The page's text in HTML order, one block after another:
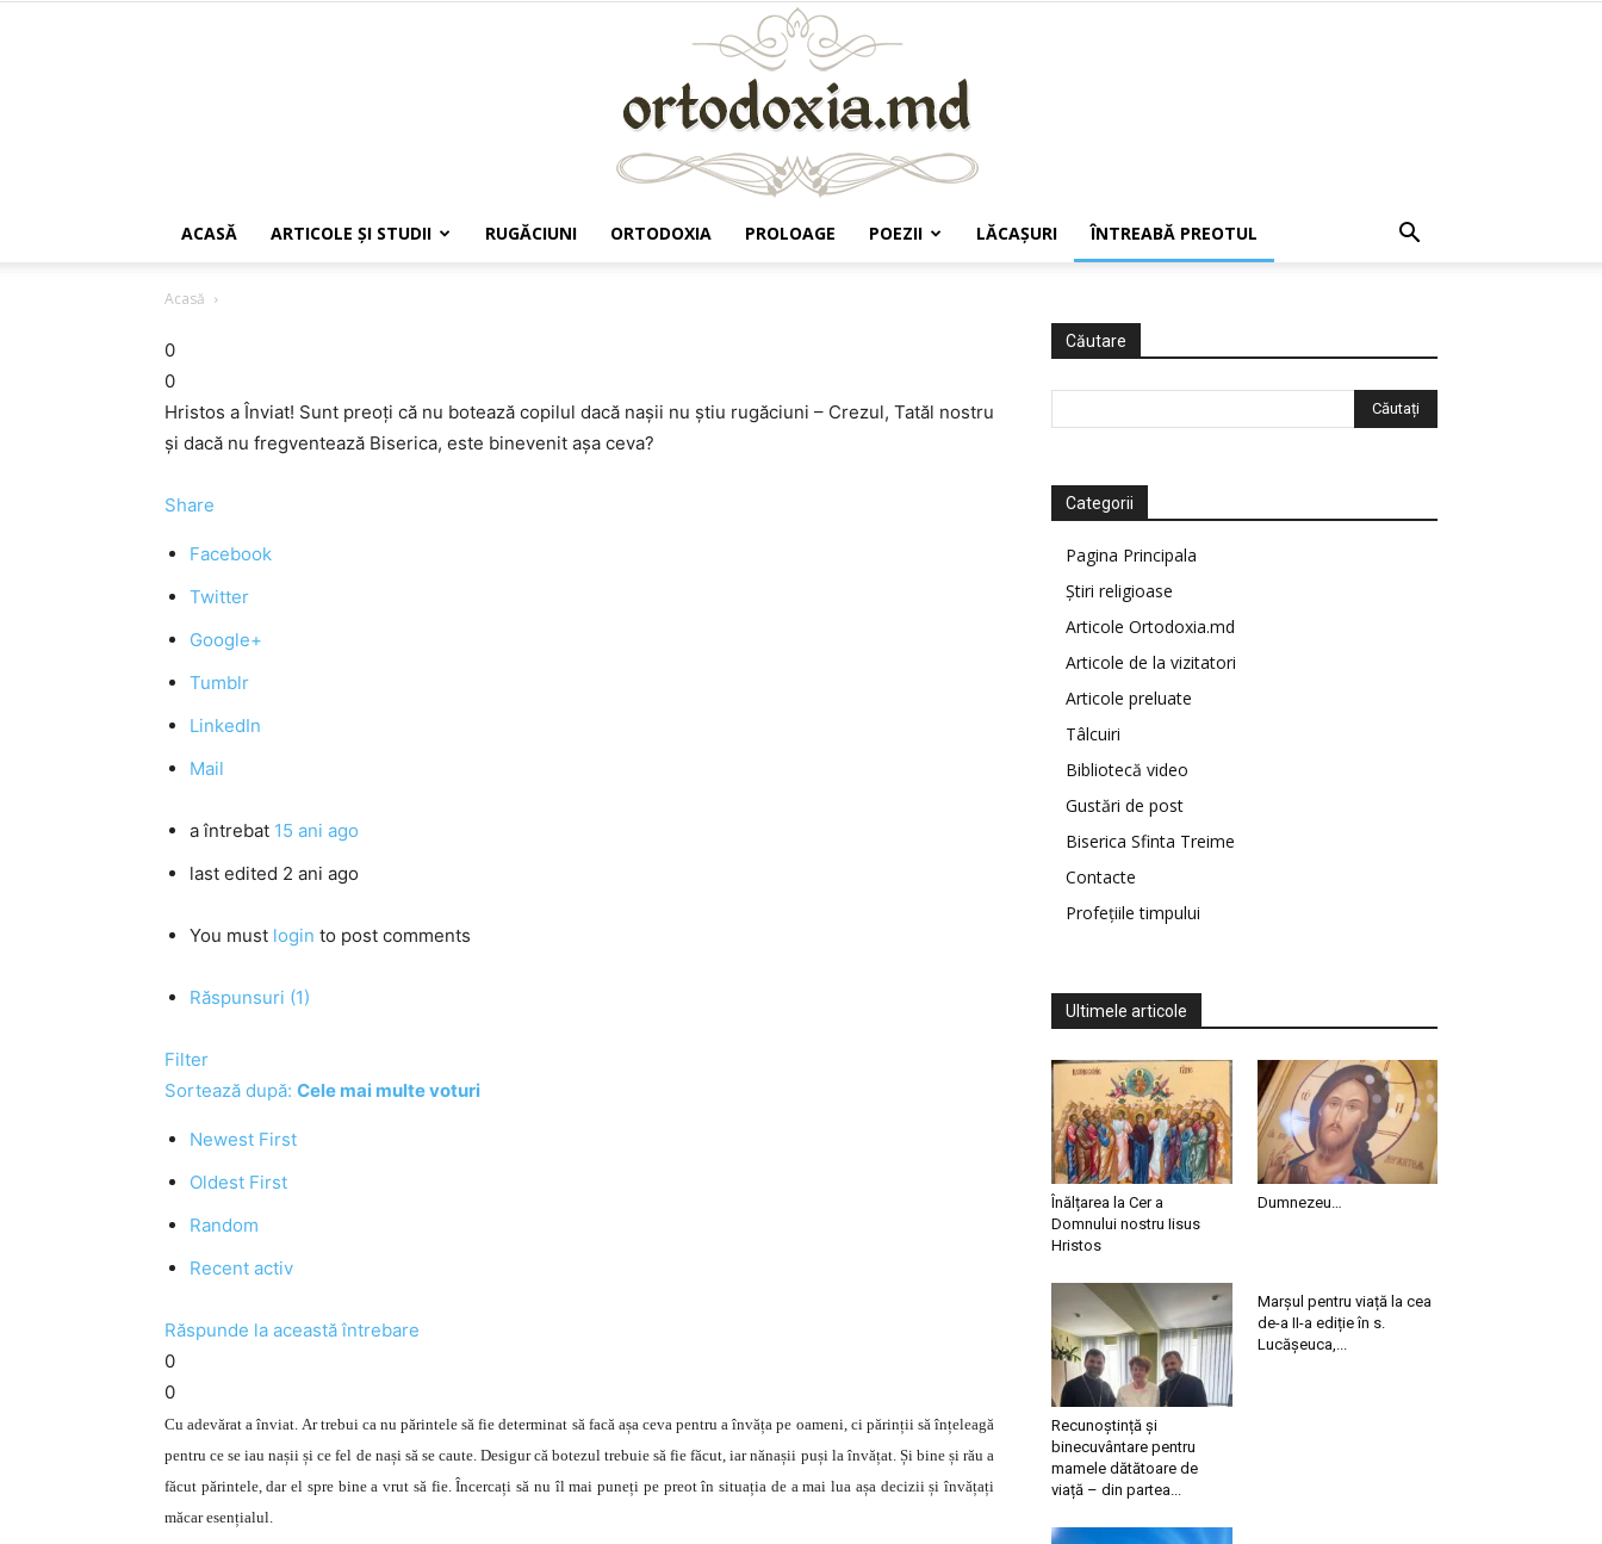
ACASĂ ARTICOLE ŞI STUDII RUGĂCIUNI ORTODOXIA PROLOAGE POEZII LĂCAŞURI ÎNTREABĂ PREOTUL
Acasă
0
0
Hristos a Înviat! Sunt preoți că nu botează copilul dacă nașii nu știu rugăciuni – Crezul, Tatăl nostru
și dacă nu fregventează Biserica, este binevenit așa ceva?
Share
Facebook
Twitter
Google+
Tumblr
LinkedIn
Mail
a întrebat 15 ani ago
last edited 2 ani ago
You must login to post comments
Răspunsuri (1)
Filter
Sortează după: Cele mai multe voturi
Newest First
Oldest First
Random
Recent activ
Răspunde la această întrebare
0
0
Cu adevărat a înviat. Ar trebui ca nu părintele să fie determinat să facă așa ceva pentru a învăța pe oameni, ci părinții să înțeleagă
pentru ce se iau nașii și ce fel de nași să se caute. Desigur că botezul trebuie să fie făcut, iar nănașii puși la învățat. Și bine și rău a
făcut părintele, dar el spre bine a vrut să fie. Încercați să nu îl mai puneți pe preot în situația de a mai lua așa decizii și învățați
măcar esențialul.
Căutare
Categorii
Pagina Principala
Știri religioase
Articole Ortodoxia.md
Articole de la vizitatori
Articole preluate
Tâlcuiri
Bibliotecă video
Gustări de post
Biserica Sfinta Treime
Contacte
Profețiile timpului
Ultimele articole
Înălțarea la Cer a
Domnului nostru Iisus
Hristos
Dumnezeu…
Recunoștință și
binecuvântare pentru
mamele dătătoare de
viață – din partea...
Marșul pentru viață la cea
de-a II-a ediție în s.
Lucășeuca,...